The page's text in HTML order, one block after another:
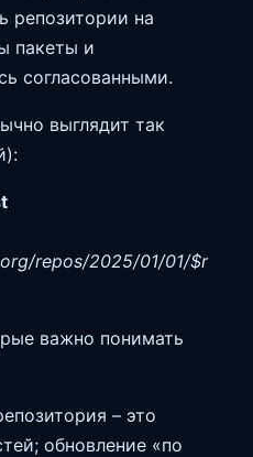
репозитории на
пакеты и
согласованными.
выглядит так
repos/2025/01/01/$r
важно понимать
– это
обновление «по